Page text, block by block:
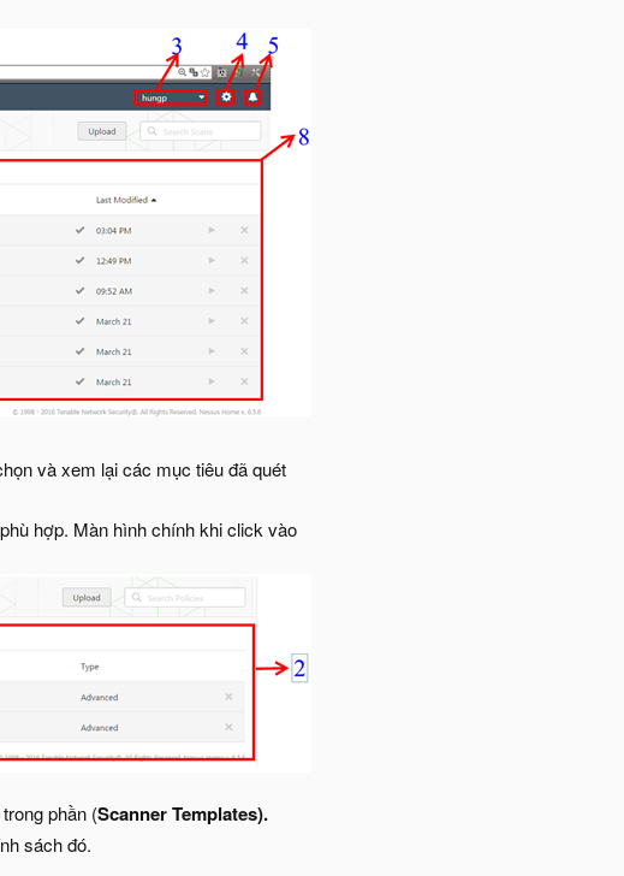
và xem lại các mục tiêu đã quét
hợp. Màn hình chính khi click vào
phần (Scanner Templates).
sách đó.